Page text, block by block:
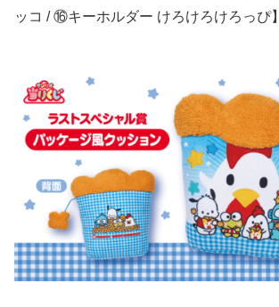
ッコ / ⑯キーホルダー けろけろけろっぴ】